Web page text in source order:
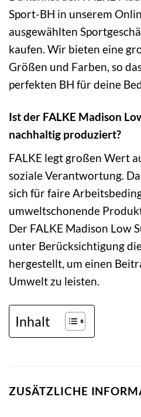
Sport-BH in unserem
ausgewählten
kaufen. Wir bieten eine
Größen und Farben, so
perfekten BH für deine
Ist der FALKE Madison
nachhaltig produziert?
FALKE legt großen Wert
soziale Verantwortung.
sich für faire
umweltschonende
Der FALKE Madison Low
unter Berücksichtigung
hergestellt, um einen
Umwelt zu leisten.
Inhalt
ZUSÄTZLICHE